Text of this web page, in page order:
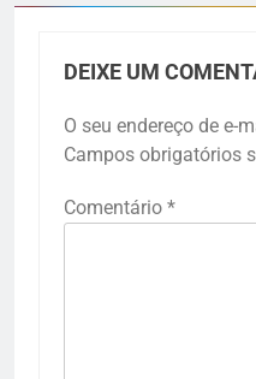
DEIXE UM
O seu endereço de e-
Campos obrigatórios
Comentário *